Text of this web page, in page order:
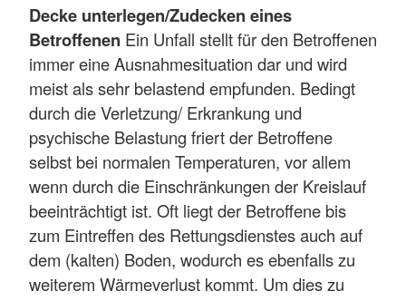
Decke unterlegen/Zudecken eines
Betroffenen Ein Unfall stellt für den Betroffenen
immer eine Ausnahmesituation dar und wird
meist als sehr belastend empfunden. Bedingt
durch die Verletzung/ Erkrankung und
psychische Belastung friert der Betroffene
selbst bei normalen Temperaturen, vor allem
wenn durch die Einschränkungen der Kreislauf
beeinträchtigt ist. Oft liegt der Betroffene bis
zum Eintreffen des Rettungsdienstes auch auf
dem (kalten) Boden, wodurch es ebenfalls zu
weiterem Wärmeverlust kommt. Um dies zu